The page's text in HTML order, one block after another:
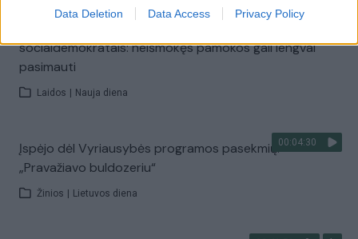
Data Deletion Data Access Privacy Policy
00:14:26
socialdemokratais: neišmokęs pamokos gali lengvai
pasimauti
Laidos | Nauja diena
00:04:30
Įspėjo dėl Vyriausybės programos pasekmių:
„Pravažiavo buldozeriu“
Žinios | Lietuvos diena